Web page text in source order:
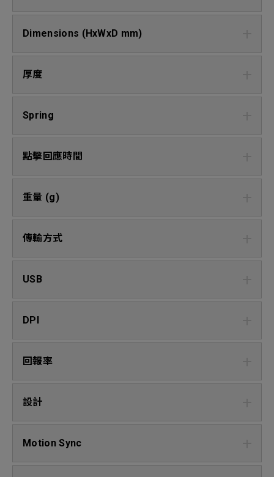
Dimensions (HxWxD mm)
厚度
Spring
點擊回應時間
重量 (g)
傳輸方式
USB
DPI
回報率
設計
Motion Sync